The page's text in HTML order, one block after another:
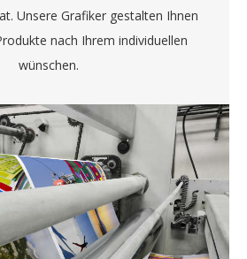
Unsere Grafiker gestalten Ihnen
nach Ihrem individuellen
wünschen.